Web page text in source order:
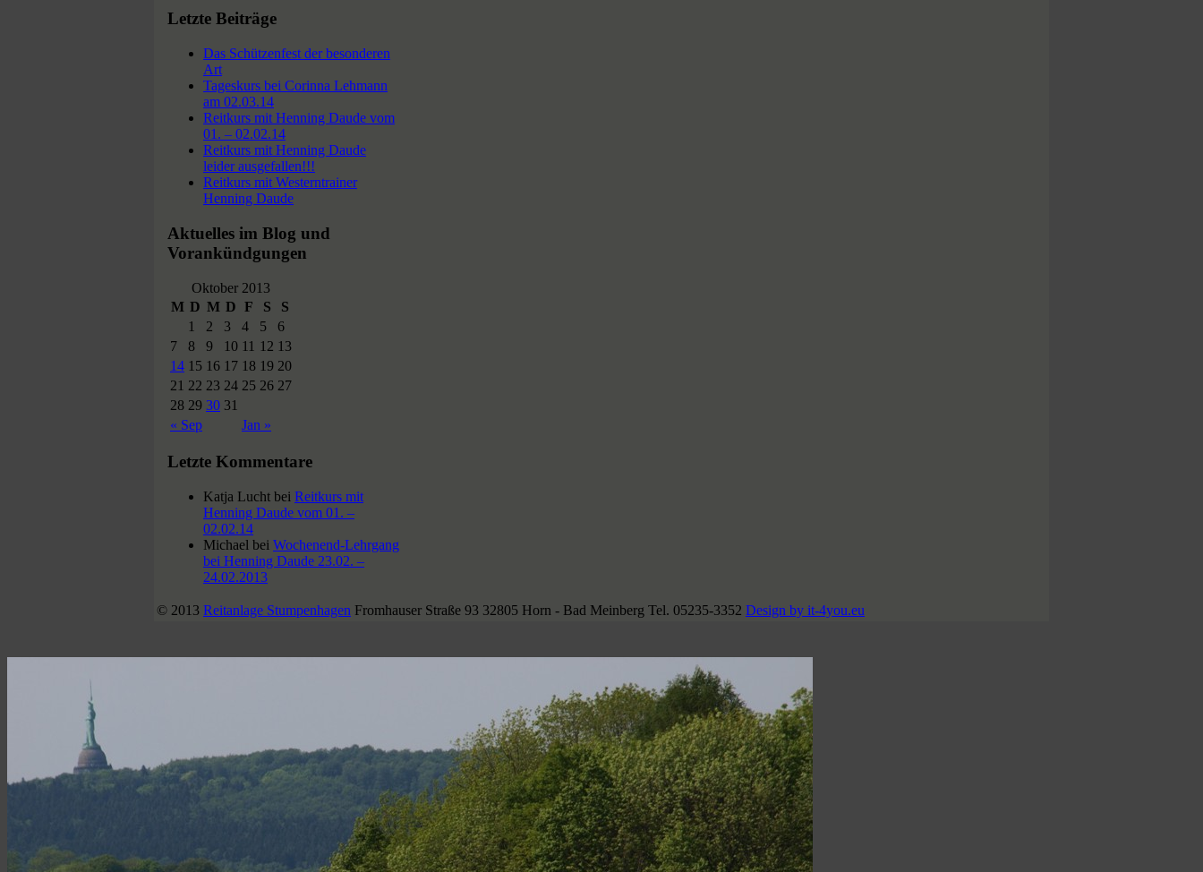
Letzte Beiträge
Das Schützenfest der besonderen
Art
Tageskurs bei Corinna Lehmann
am 02.03.14
Reitkurs mit Henning Daude vom
01. – 02.02.14
Reitkurs mit Henning Daude
leider ausgefallen!!!
Reitkurs mit Westerntrainer
Henning Daude
Aktuelles im Blog und
Vorankündgungen
Oktober 2013
M D M D F S S
« Sep Jan »
1 2 3 4 5
6
7
8 9 10 11 12 13
14 15 16 17 18 19 20
21 22 23 24 25 26 27
28 29 30 31
Letzte Kommentare
Katja Lucht bei Reitkurs mit
Henning Daude vom 01. –
02.02.14
Michael bei Wochenend-Lehrgang
bei Henning Daude 23.02. –
24.02.2013
© 2013 Reitanlage Stumpenhagen Fromhauser Straße 93 32805 Horn - Bad Meinberg Tel. 05235-3352 Design by it-4you.eu